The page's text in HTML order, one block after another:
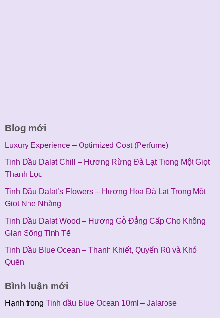
Blog mới
Luxury Experience – Optimized Cost (Perfume)
Tinh Dầu Dalat Chill – Hương Rừng Đà Lạt Trong Một Giọt
Thanh Lọc
Tinh Dầu Dalat’s Flowers – Hương Hoa Đà Lạt Trong Một
Giọt Nhẹ Nhàng
Tinh Dầu Dalat Wood – Hương Gỗ Đẳng Cấp Cho Không
Gian Sống Tinh Tế
Tinh Dầu Blue Ocean – Thanh Khiết, Quyến Rũ và Khó
Quên
Bình luận mới
Hạnh trong Tinh dầu Blue Ocean 10ml – Jalarose